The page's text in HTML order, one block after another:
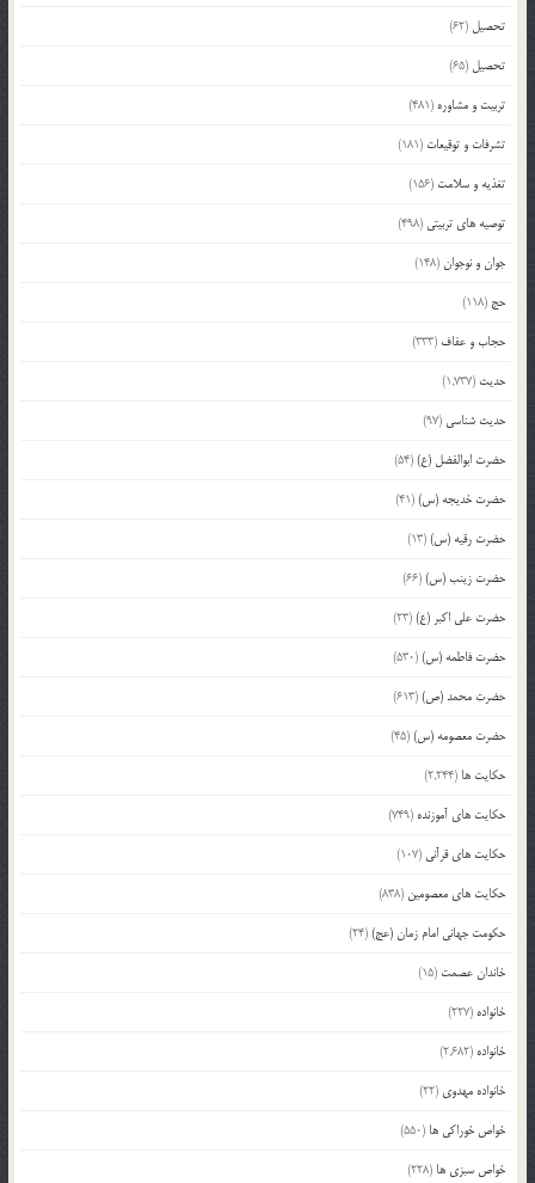
تحصیل (62)
تحصیل (65)
تربیت و مشاوره (481)
تشرفات و توقیعات (181)
تغذیه و سلامت (156)
توصیه های تربیتی (498)
جوان و نوجوان(148)
حج (118)
حجاب و عفاف (333)
حدیث (1,737)
حدیث شناسی (97)
حضرت ابوالفضل (ع)(54)
حضرت خدیجه (س)(41)
حضرت رقیه (س)(13)
حضرت زینب (س)(66)
حضرت علی اکبر (ع)(23)
حضرت فاطمه (س)(530)
حضرت محمد (ص)(613)
حضرت معصومه (س)(45)
حکایت ها (2,244)
حکایت های آموزنده (749)
حکایت های قرآنی (107)
حکایت های معصومین (838)
حکومت جهانی امام زمان (عج)(24)
خاندان عصمت (15)
خانواده (227)
خانواده (2,682)
خانواده مهدوی (22)
خواص خوراکی ها (550)
خواص سبزی ها (228)